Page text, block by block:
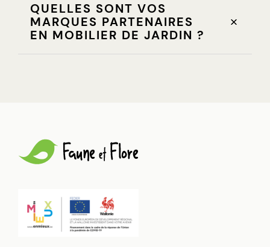
QUELLES SONT VOS
MARQUES PARTENAIRES
EN MOBILIER DE JARDIN ?